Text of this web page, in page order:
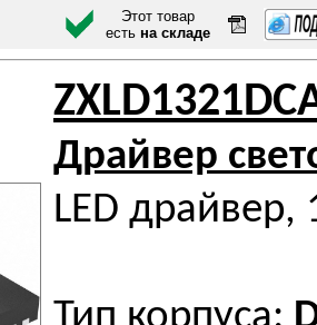
Этот товар
есть на складе
Драйвер
LED